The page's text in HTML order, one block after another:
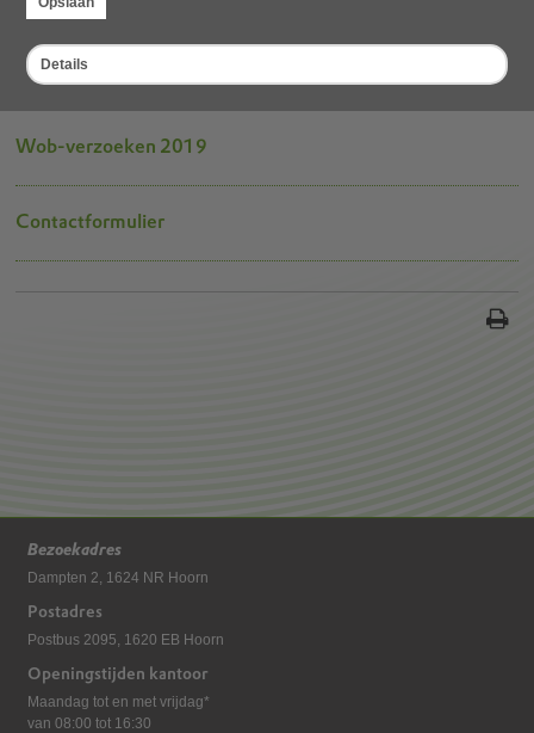
Details
Wob-verzoeken 2021
Wob-verzoeken 2019
Contactformulier
Bezoekadres
Dampten 2, 1624 NR Hoorn
Postadres
Postbus 2095, 1620 EB Hoorn
Openingstijden kantoor
Maandag tot en met vrijdag*
van 08:00 tot 16:30